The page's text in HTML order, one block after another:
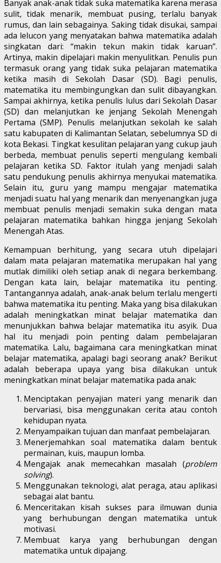
Banyak anak-anak tidak suka matematika karena merasa
sulit, tidak menarik, membuat pusing, terlalu banyak
rumus, dan lain sebagainya. Saking tidak disukai, sampai
ada lelucon yang menyatakan bahwa matematika adalah
singkatan dari: “makin tekun makin tidak karuan”.
Artinya, makin dipelajari makin menyulitkan. Penulis pun
termasuk orang yang tidak suka pelajaran matematika
ketika masih di Sekolah Dasar (SD). Bagi penulis,
matematika itu membingungkan dan sulit dibayangkan.
Sampai akhirnya, ketika penulis lulus dari Sekolah Dasar
(SD) dan melanjutkan ke jenjang Sekolah Menengah
Pertama (SMP). Penulis melanjutkan sekolah ke salah
satu kabupaten di Kalimantan Selatan, sebelumnya SD di
kota Bekasi. Tingkat kesulitan pelajaran yang cukup jauh
berbeda, membuat penulis seperti mengulang kembali
pelajaran ketika SD. Faktor itulah yang menjadi salah
satu pendukung penulis akhirnya menyukai matematika.
Selain itu, guru yang mampu mengajar matematika
menjadi suatu hal yang menarik dan menyenangkan juga
membuat penulis menjadi semakin suka dengan mata
pelajaran matematika bahkan hingga jenjang Sekolah
Menengah Atas.
Kemampuan berhitung, yang secara utuh dipelajari
dalam mata pelajaran matematika merupakan hal yang
mutlak dimiliki oleh setiap anak di negara berkembang.
Dengan kata lain, belajar matematika itu penting.
Tantangannya adalah, anak-anak belum terlalu mengerti
bahwa matematika itu penting. Maka yang bisa dilakukan
adalah meningkatkan minat belajar matematika dan
menunjukkan bahwa belajar matematika itu asyik. Dua
hal itu menjadi poin penting dalam pembelajaran
matematika. Lalu, bagaimana cara meningkatkan minat
belajar matematika, apalagi bagi seorang anak? Berikut
adalah beberapa upaya yang bisa dilakukan untuk
meningkatkan minat belajar matematika pada anak:
Menciptakan penyajian materi yang menarik dan
bervariasi, bisa menggunakan cerita atau contoh
kehidupan nyata.
Menyampaikan tujuan dan manfaat pembelajaran.
Menerjemahkan soal matematika dalam bentuk
permainan, kuis, maupun lomba.
Mengajak anak memecahkan masalah (problem
solving).
Menggunakan teknologi, alat peraga, atau aplikasi
sebagai alat bantu.
Menceritakan kisah sukses para ilmuwan dunia
yang berhubungan dengan matematika untuk
motivasi.
Membuat karya yang berhubungan dengan
matematika untuk dipajang.